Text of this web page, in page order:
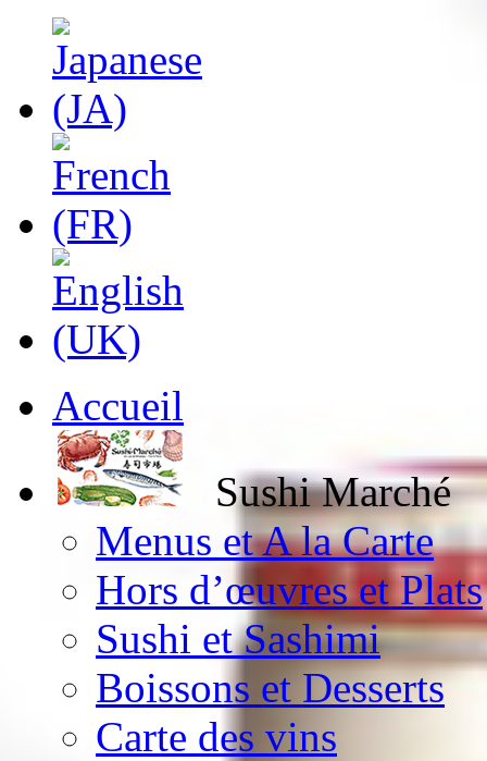
Accueil
Sushi Marché
Menus et A la Carte
Hors d’œuvres et Plats
Sushi et Sashimi
Boissons et Desserts
Carte des vins